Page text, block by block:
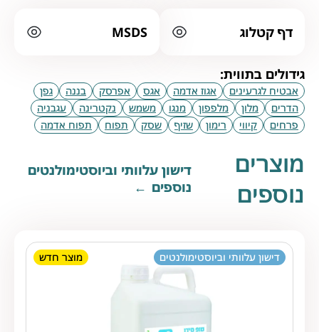
דף קטלוג MSDS
גידולים בתווית:
אבטיח לגרעינים אגוז אדמה אגס אפרסק בננה
גפן
הדרים
מלון מלפפון מנגו משמש נקטרינה
עגבניה
פרחים
קיווי רימון שזיף שסק תפוח תפוח אדמה
מוצרים
נוספים
דישון עלוותי וביוסטימולנטים
נוספים
דישון עלוותי וביוסטימולנטים מוצר חדש